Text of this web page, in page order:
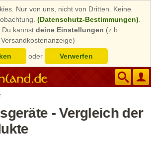
Nur von uns, nicht von Dritten. Keine
(Datenschutz-Bestimmungen)
Du kannst deine Einstellungen (z.b.
Versandkostenanzeige)
oder Verwerfen
- Vergleich der